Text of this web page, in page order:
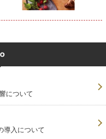
について
導入について